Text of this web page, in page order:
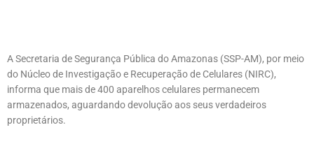
A Secretaria de Segurança Pública do Amazonas (SSP-AM), por meio
do Núcleo de Investigação e Recuperação de Celulares (NIRC),
informa que mais de 400 aparelhos celulares permanecem
armazenados, aguardando devolução aos seus verdadeiros
proprietários.